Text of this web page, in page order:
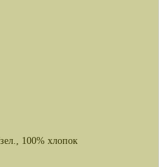
100% хлопок